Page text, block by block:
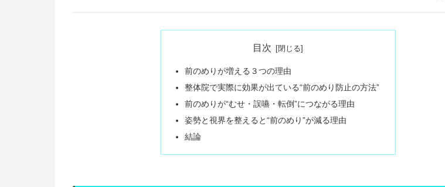
目次
前のめりが増える３つの理由
整体院で実際に効果が出ている“前のめり防止の方法”
前のめりが“むせ・誤嚥・転倒”につながる理由
姿勢と視界を整えると“前のめり”が減る理由
結論